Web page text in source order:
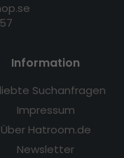
Information
Suchanfragen
Impressum
Über Hatroom.de
Newsletter